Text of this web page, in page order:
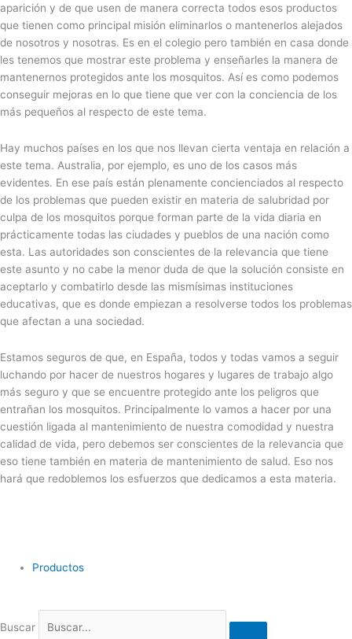
aparición y de que usen de manera correcta todos esos productos
que tienen como principal misión eliminarlos o mantenerlos alejados
de nosotros y nosotras. Es en el colegio pero también en casa donde
les tenemos que mostrar este problema y enseñarles la manera de
mantenernos protegidos ante los mosquitos. Así es como podemos
conseguir mejoras en lo que tiene que ver con la conciencia de los
más pequeños al respecto de este tema.
Hay muchos países en los que nos llevan cierta ventaja en relación a
este tema. Australia, por ejemplo, es uno de los casos más
evidentes. En ese país están plenamente concienciados al respecto
de los problemas que pueden existir en materia de salubridad por
culpa de los mosquitos porque forman parte de la vida diaria en
prácticamente todas las ciudades y pueblos de una nación como
esta. Las autoridades son conscientes de la relevancia que tiene
este asunto y no cabe la menor duda de que la solución consiste en
aceptarlo y combatirlo desde las mismísimas instituciones
educativas, que es donde empiezan a resolverse todos los problemas
que afectan a una sociedad.
Estamos seguros de que, en España, todos y todas vamos a seguir
luchando por hacer de nuestros hogares y lugares de trabajo algo
más seguro y que se encuentre protegido ante los peligros que
entrañan los mosquitos. Principalmente lo vamos a hacer por una
cuestión ligada al mantenimiento de nuestra comodidad y nuestra
calidad de vida, pero debemos ser conscientes de la relevancia que
eso tiene también en materia de mantenimiento de salud. Eso nos
hará que redoblemos los esfuerzos que dedicamos a esta materia.
Productos
Buscar